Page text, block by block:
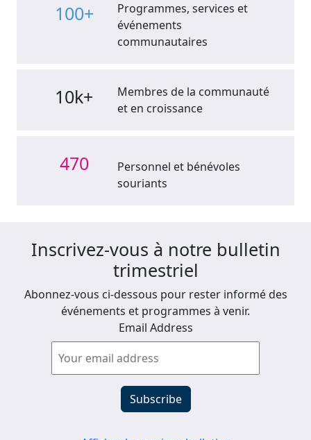
100+
Programmes, services et
événements
communautaires
10k+
Membres de la communauté
et en croissance
470
Personnel et bénévoles
souriants
Inscrivez-vous à notre bulletin
trimestriel
Abonnez-vous ci-dessous pour rester informé des
événements et programmes à venir.
Email Address